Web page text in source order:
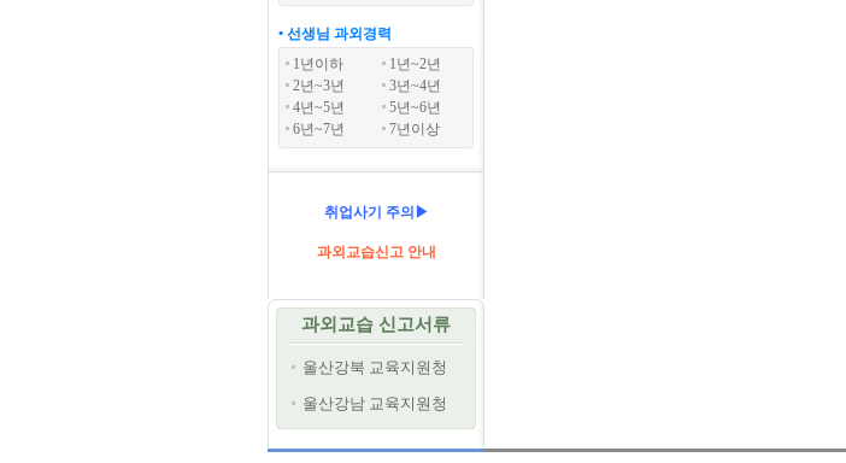
• 선생님 과외경력
1년이하
1년~2년
2년~3년
3년~4년
4년~5년
5년~6년
6년~7년
7년이상
취업사기 주의▶
과외교습신고 안내
과외교습 신고서류
울산강북 교육지원청
울산강남 교육지원청